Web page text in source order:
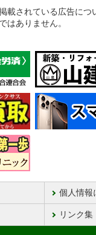
載されている広告につ
はありません。
個人情報
リンク集